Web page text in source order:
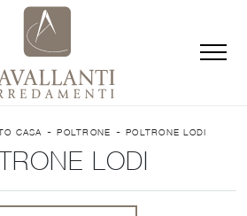
CASA -POLTRONE - POLTRONE LODI
LODI